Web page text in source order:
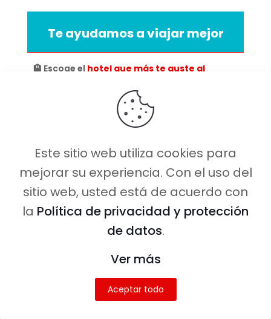
Te ayudamos a viajar mejor
🏨 Escoge el hotel que más te guste al
seguro de viaje con un 65%
🚌 Contrata tus
tours en español aquí.
💳 Hazte con lamejor tarjeta de viaje y
recibe 10 € de recompensa aquí.
📱Conéctate en todo el mundo con una
eSIM con datos ilimitadosaquí.
al mejor precio
comparando entre varias compañías aquí
Este sitio web utiliza cookies para
mejorar su experiencia. Con el uso del
sitio web, usted está de acuerdo con
la Política de privacidad y protección
de datos.
Ver más
Aceptar todo